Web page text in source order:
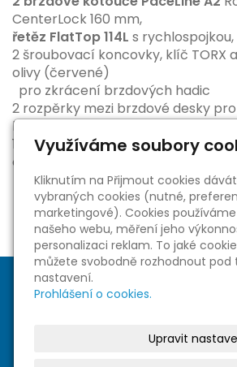
CenterLock 160 mm,
řetěz FlatTop 114L s rychlospojkou,
2 šroubovací koncovky, klíč TORX
olivy (červené)
pro zkrácení brzdových hadic
2 rozpěrky mezi brzdové desky
kola s kotoučem
1 servisní vložka mezi brzdové
odvzdušnění brzd.
Sociální sítě
Využíváme soubory
Kliknutím na Přijmout cookies
vybraných cookies (nutné,
marketingové). Cookies
našeho webu, měření jeho
personalizaci reklam. To jaké
můžete svobodně rozhodnout pod
nastavení.
Prohlášení o cookies.
Upravit